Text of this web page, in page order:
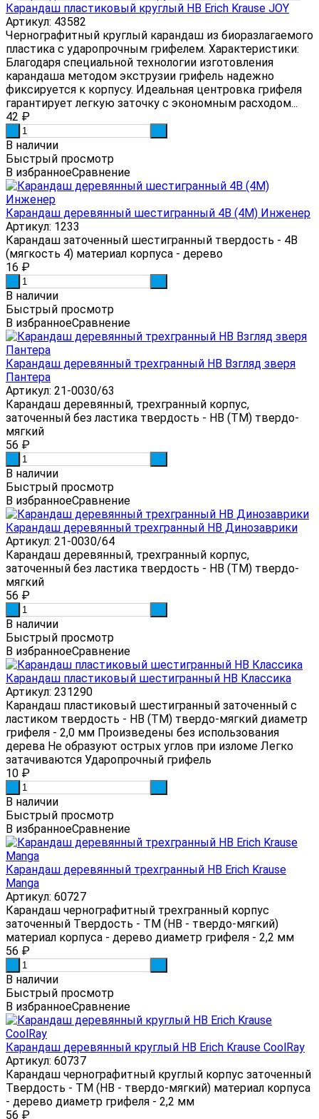
Карандаш пластиковый круглый HB Erich Krause JOY
Артикул: 43582
Чернографитный круглый карандаш из биоразлагаемого
пластика с ударопрочным грифелем. Характеристики:
Благодаря специальной технологии изготовления
карандаша методом экструзии грифель надежно
фиксируется к корпусу. Идеальная центровка грифеля
гарантирует легкую заточку с экономным расходом...
42 ₽
В наличии
Быстрый просмотр
В избранноеСравнение
Карандаш деревянный шестигранный 4B (4М) Инженер
Артикул: 1233
Карандаш заточенный шестигранный твердость - 4B
(мягкость 4) материал корпуса - дерево
16 ₽
В наличии
Быстрый просмотр
В избранноеСравнение
Карандаш деревянный трехгранный HB Взгляд зверя
Пантера
Артикул: 21-0030/63
Карандаш деревянный, трехгранный корпус,
заточенный без ластика твердость - HB (ТМ) твердо-
мягкий
56 ₽
В наличии
Быстрый просмотр
В избранноеСравнение
Карандаш деревянный трехгранный HB Динозаврики
Артикул: 21-0030/64
Карандаш деревянный, трехгранный корпус,
заточенный без ластика твердость - HB (ТМ) твердо-
мягкий
56 ₽
В наличии
Быстрый просмотр
В избранноеСравнение
Карандаш пластиковый шестигранный HB Классика
Артикул: 231290
Карандаш пластиковый шестигранный заточенный с
ластиком твердость - HB (ТМ) твердо-мягкий диаметр
грифеля - 2,0 мм Произведены без использования
дерева Не образуют острых углов при изломе Легко
затачиваются Ударопрочный грифель
10 ₽
В наличии
Быстрый просмотр
В избранноеСравнение
Карандаш деревянный трехгранный HB Erich Krause
Manga
Артикул: 60727
Карандаш чернографитный трехгранный корпус
заточенный Твердость - ТМ (НВ - твердо-мягкий)
материал корпуса - дерево диаметр грифеля - 2,2 мм
56 ₽
В наличии
Быстрый просмотр
В избранноеСравнение
Карандаш деревянный круглый HB Erich Krause CoolRay
Артикул: 60737
Карандаш чернографитный круглый корпус заточенный
Твердость - ТМ (НВ - твердо-мягкий) материал корпуса
- дерево диаметр грифеля - 2,2 мм
56 ₽